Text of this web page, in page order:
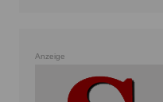
Anzeige